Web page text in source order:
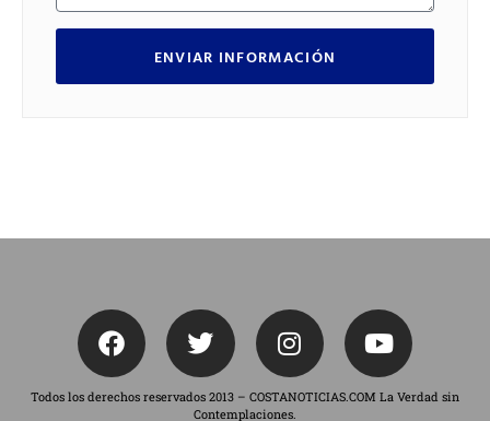
ENVIAR INFORMACIÓN
Todos los derechos reservados 2013 – COSTANOTICIAS.COM La Verdad sin
Contemplaciones.